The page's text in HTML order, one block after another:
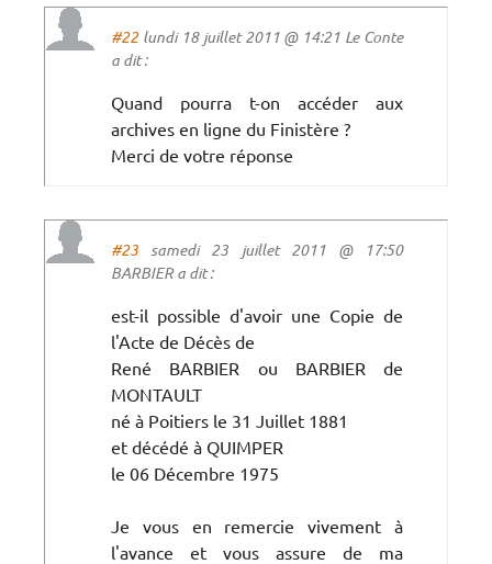
#22lundi 18 juillet 2011 @ 14:21 Le Conte
a dit :
Quand pourra t-on accéder aux
archives en ligne du Finistère ?
Merci de votre réponse
#23 samedi 23 juillet 2011 @ 17:50
BARBIER a dit :
est-il possible d'avoir une Copie de
l'Acte de Décès de
René BARBIER ou BARBIER de
MONTAULT
né à Poitiers le 31 Juillet 1881
et décédé à QUIMPER
le 06 Décembre 1975
Je vous en remercie vivement à
l'avance et vous assure de ma